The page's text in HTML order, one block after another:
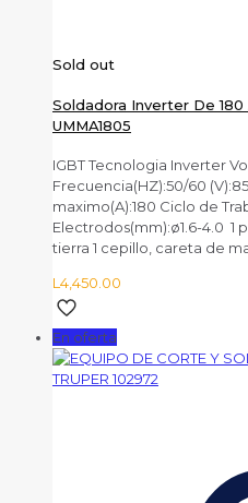
Sold out
Soldadora Inverter De
UMMA1805
IGBT Tecnologia Inverter
Frecuencia(HZ):50/60
maximo(A):180 Ciclo de
Electrodos(mm):ø1.6-4.0 1
tierra 1 cepillo, careta de
L 4,450.00
En oferta